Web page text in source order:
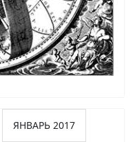
ЯНВАРЬ 2017